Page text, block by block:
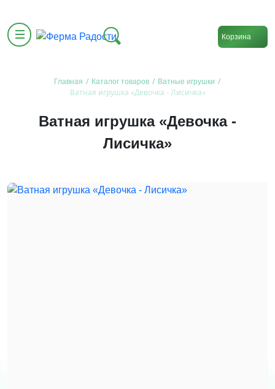
Корзина
Главная / Каталог товаров / Ватные игрушки /
Ватная игрушка «Девочка - Лисичка»
Ватная игрушка «Девочка -
Лисичка»